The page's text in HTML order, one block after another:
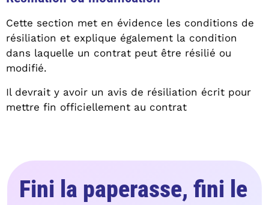
Cette section met en évidence les conditions de
résiliation et explique également la condition
dans laquelle un contrat peut être résilié ou
modifié.
Il devrait y avoir un avis de résiliation écrit pour
mettre fin officiellement au contrat
Fini la paperasse, fini le